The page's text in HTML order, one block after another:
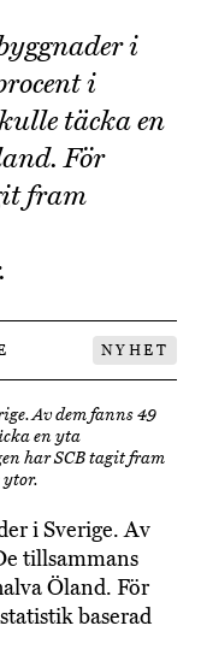
i
i
täcka en
För
fram
NYHET
Av dem fanns 49
en yta
har SCB tagit fram
ytor.
i Sverige. Av
tillsammans
Öland. För
baserad